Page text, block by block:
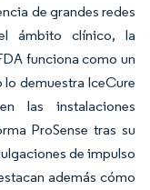
de grandes redes
ámbito clínico, la
funciona como un
lo demuestra IceCure
las instalaciones
ProSense tras su
de impulso
además cómo